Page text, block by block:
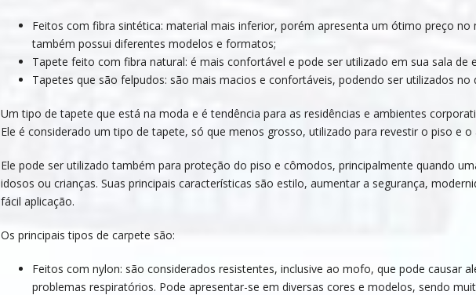
Feitos com fibra sintética: material mais inferior, porém apresenta um ótimo preço no
também possui diferentes modelos e formatos;
Tapete feito com fibra natural: é mais confortável e pode ser utilizado em sua sala de
Tapetes que são felpudos: são mais macios e confortáveis, podendo ser utilizados no
Um tipo de tapete que está na moda e é tendência para as residências e ambientes
Ele é considerado um tipo de tapete, só que menos grosso, utilizado para revestir o piso e o
Ele pode ser utilizado também para proteção do piso e cômodos, principalmente quando
idosos ou crianças. Suas principais características são estilo, aumentar a segurança,
fácil aplicação.
Os principais tipos de carpete são:
Feitos com nylon: são considerados resistentes, inclusive ao mofo, que pode causar
problemas respiratórios. Pode apresentar-se em diversas cores e modelos, sendo